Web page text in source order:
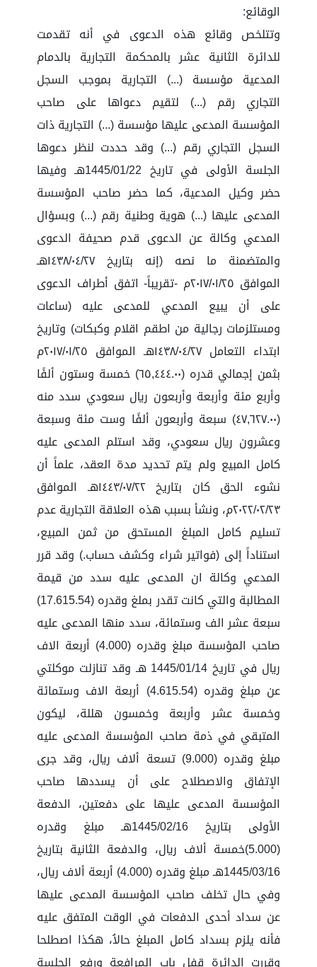
الوقائع:
وتتلخص وقائع هذه الدعوى في أنه تقدمت
للدائرة الثانية عشر بالمحكمة التجارية بالدمام
المدعية مؤسسة (...) التجارية بموجب السجل
التجاري رقم (...) لتقيم دعواها على صاحب
المؤسسة المدعى عليها مؤسسة (...) التجارية ذات
السجل التجاري رقم (...) وقد حددت لنظر دعوها
الجلسة الأولى في تاريخ 1445/01/22هـ وفيها
حضر وكيل المدعية، كما حضر صاحب المؤسسة
المدعى عليها (...) هوية وطنية رقم (...) وبسؤال
المدعي وكالة عن الدعوى قدم صحيفة الدعوى
والمتضمنة ما نصه (إنه بتاريخ ١٤٣٨/٠٤/٢٧هـ
الموافق ٢٠١٧/٠١/٢٥م -تقريباً- اتفق أطراف الدعوى
على أن يبيع المدعي للمدعى عليه (ساعات
ومستلزمات رجالية من اطقم اقلام وكبكات) وتاريخ
ابتداء التعامل ١٤٣٨/٠٤/٢٧هـ الموافق ٢٠١٧/٠١/٢٥م
بثمن إجمالي قدره (٦٥,٤٤٤.٠٠) خمسة وستون ألفًا
وأربع مئة وأربعة وأربعون ريال سعودي سدد منه
(٤٧,٦٢٧.٠٠) سبعة وأربعون ألفًا وست مئة وسبعة
وعشرون ريال سعودي، وقد استلم المدعى عليه
كامل المبيع ولم يتم تحديد مدة العقد، علماً أن
نشوء الحق كان بتاريخ ١٤٤٣/٠٧/٢٢هـ الموافق
٢٠٢٢/٠٢/٢٣م، ونشأ بسبب هذه العلاقة التجارية عدم
تسليم كامل المبلغ المستحق من ثمن المبيع،
استناداً إلى (فواتير شراء وكشف حساب.) وقد قرر
المدعي وكالة ان المدعى عليه سدد من قيمة
المطالبة والتي كانت تقدر بملغ وقدره (17.615.54)
سبعة عشر الف وستمائة، سدد منها المدعى عليه
صاحب المؤسسة مبلغ وقدره (4.000) أربعة الاف
ريال في تاريخ 1445/01/14 هـ وقد تنازلت موكلتي
عن مبلغ وقدره (4.615.54) أربعة الاف وستمائة
وخمسة عشر وأربعة وخمسون هللة، ليكون
المتبقي في ذمة صاحب المؤسسة المدعى عليه
مبلغ وقدره (9.000) تسعة ألاف ريال، وقد جرى
الإتفاق والاصطلاح على أن يسددها صاحب
المؤسسة المدعى عليها على دفعتين، الدفعة
الأولى بتاريخ 1445/02/16هـ مبلغ وقدره
(5.000)خمسة ألاف ريال، والدفعة الثانية بتاريخ
1445/03/16هـ مبلغ وقدره (4.000) أربعة ألاف ريال،
وفي حال تخلف صاحب المؤسسة المدعى عليها
عن سداد أحدى الدفعات في الوقت المتفق عليه
فأنه يلزم بسداد كامل المبلغ حالاُ، هكذا اصطلحا
وقررت الدائرة قفل باب المرافعة ورفع الجلسة